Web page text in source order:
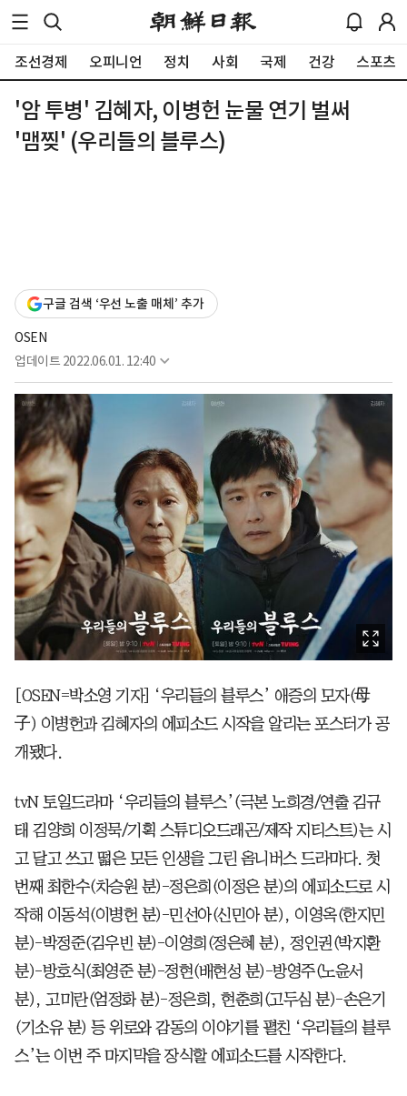
조선경제 오피니언 정치 사회 국제 건강 스포츠
'암 투병' 김혜자, 이병헌 눈물 연기 벌써
'맴찢' (우리들의 블루스)
구글 검색 ‘우선 노출 매체’ 추가
OSEN
업데이트 2022.06.01. 12:40
[OSEN=박소영 기자] ‘우리들의 블루스’ 애증의 모자(母
子) 이병헌과 김혜자의 에피소드 시작을 알리는 포스터가 공
개됐다.
tvN 토일드라마 ‘우리들의 블루스’(극본 노희경/연출 김규
태 김양희 이정묵/기획 스튜디오드래곤/제작 지티스트)는 시
고 달고 쓰고 떫은 모든 인생을 그린 옴니버스 드라마다. 첫
번째 최한수(차승원 분)-정은희(이정은 분)의 에피소드로 시
작해 이동석(이병헌 분)-민선아(신민아 분), 이영옥(한지민
분)-박정준(김우빈 분)-이영희(정은혜 분), 정인권(박지환
분)-방호식(최영준 분)-정현(배현성 분)-방영주(노윤서
분), 고미란(엄정화 분)-정은희, 현춘희(고두심 분)-손은기
(기소유 분) 등 위로와 감동의 이야기를 펼친 ‘우리들의 블루
스’는 이번 주 마지막을 장식할 에피소드를 시작한다.